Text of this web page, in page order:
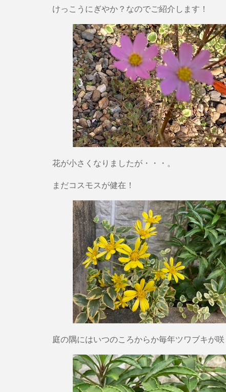
けっこうにぎやか？なのでご紹介します！
花が小さくなりましたが・・・。
まだコスモスが健在！
庭の隅にはいつのころからか毎年ツワブキが